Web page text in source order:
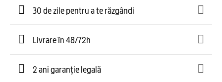
30 de zile pentru a te răzgândi
Livrare în 48/72h
2 ani garanție legală